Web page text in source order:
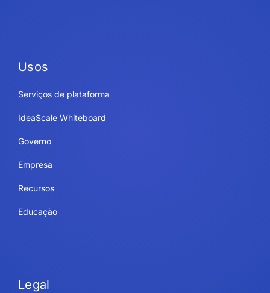
Usos
Serviços de plataforma
IdeaScale Whiteboard
Governo
Empresa
Recursos
Educação
Legal